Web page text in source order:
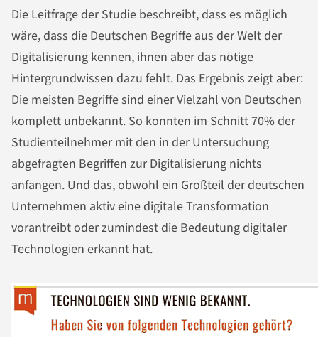
Die Leitfrage der Studie beschreibt, dass es möglich
wäre, dass die Deutschen Begriffe aus der Welt der
Digitalisierung kennen, ihnen aber das nötige
Hintergrundwissen dazu fehlt. Das Ergebnis zeigt aber:
Die meisten Begriffe sind einer Vielzahl von Deutschen
komplett unbekannt. So konnten im Schnitt 70% der
Studienteilnehmer mit den in der Untersuchung
abgefragten Begriffen zur Digitalisierung nichts
anfangen. Und das, obwohl ein Großteil der deutschen
Unternehmen aktiv eine digitale Transformation
vorantreibt oder zumindest die Bedeutung digitaler
Technologien erkannt hat.